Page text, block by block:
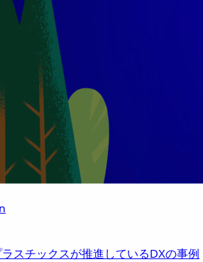
スチックスが推進しているDXの事例